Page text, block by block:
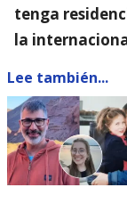
tenga
la
Lee también...